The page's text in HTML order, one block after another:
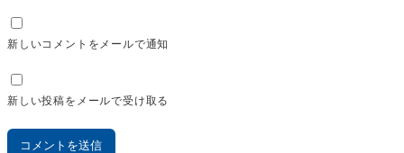
新しいコメントをメールで通知
新しい投稿をメールで受け取る